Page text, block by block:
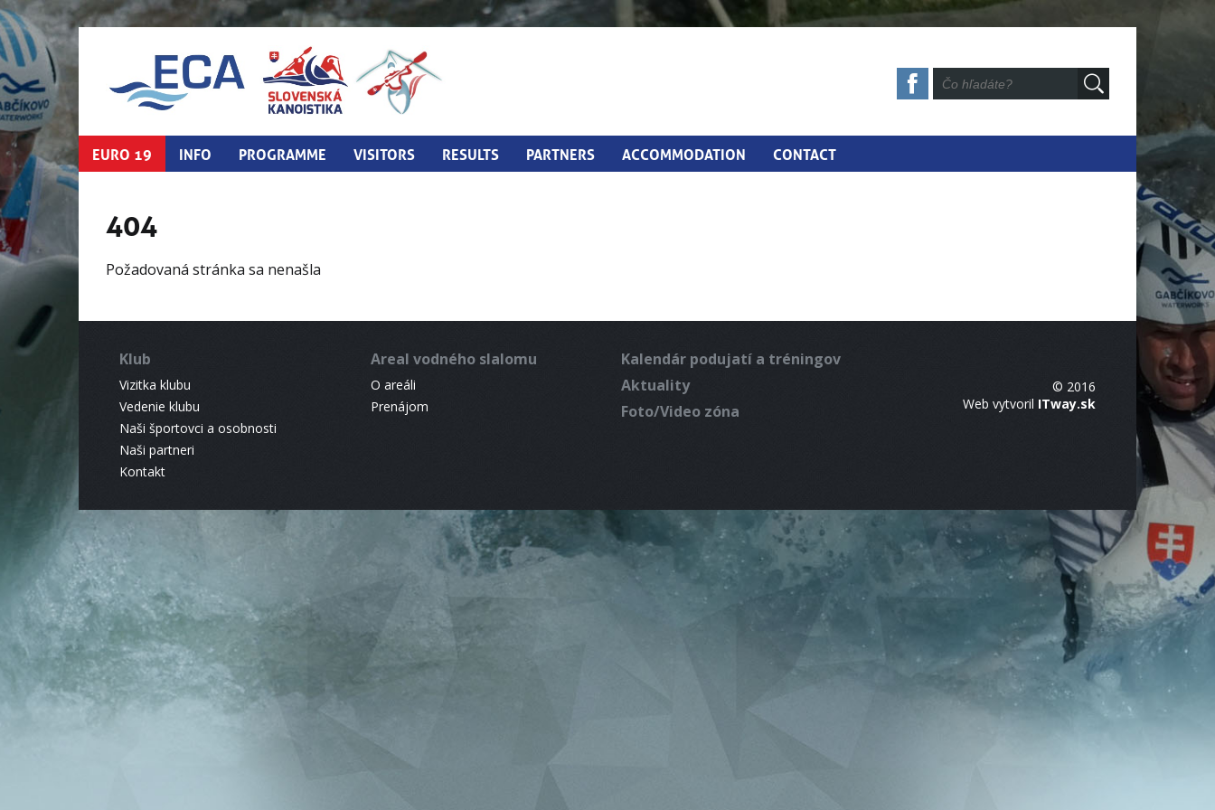
EURO 19 INFO PROGRAMME VISITORS RESULTS PARTNERS ACCOMMODATION CONTACT
404
Požadovaná stránka sa nenašla
Klub
Vizitka klubu
Vedenie klubu
Naši športovci a osobnosti
Naši partneri
Kontakt
Areal vodného slalomu
O areáli
Prenájom
Kalendár podujatí a tréningov
Aktuality
Foto/Video zóna
© 2016
Web vytvoril ITway.sk